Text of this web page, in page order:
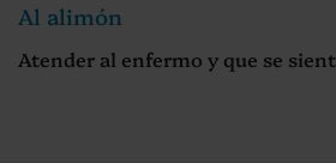
Al alimón
Atender al enfermo y que se